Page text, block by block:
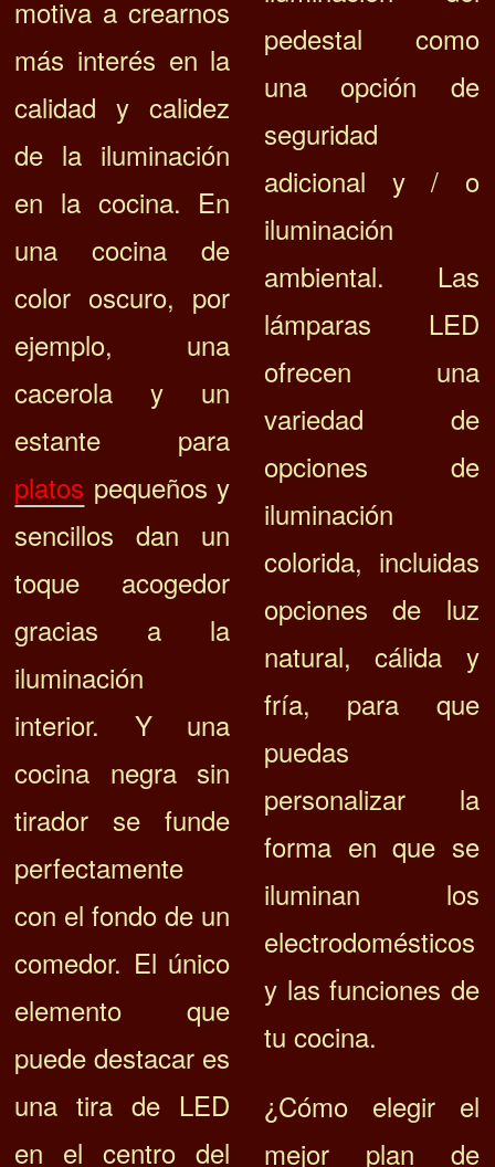
motiva a crearnos
más interés en la
calidad y calidez
de la iluminación
en la cocina. En
una cocina de
color oscuro, por
ejemplo, una
cacerola y un
estante para
platos pequeños y
sencillos dan un
toque acogedor
gracias a la
iluminación
interior. Y una
cocina negra sin
tirador se funde
perfectamente
con el fondo de un
comedor. El único
elemento que
puede destacar es
una tira de LED
en el centro del
pedestal como
una opción de
seguridad
adicional y / o
iluminación
ambiental. Las
lámparas LED
ofrecen una
variedad de
opciones de
iluminación
colorida, incluidas
opciones de luz
natural, cálida y
fría, para que
puedas
personalizar la
forma en que se
iluminan los
electrodomésticos
y las funciones de
tu cocina.
¿Cómo elegir el
mejor plan de